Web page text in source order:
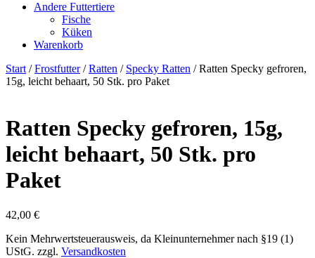
Andere Futtertiere
Fische
Küken
Warenkorb
Start /Frostfutter/Ratten / Specky Ratten / Ratten Specky gefroren,
15g, leicht behaart, 50 Stk. pro Paket
Ratten Specky gefroren, 15g,
leicht behaart, 50 Stk. pro
Paket
42,00 €
Kein Mehrwertsteuerausweis, da Kleinunternehmer nach §19 (1)
UStG. zzgl. Versandkosten